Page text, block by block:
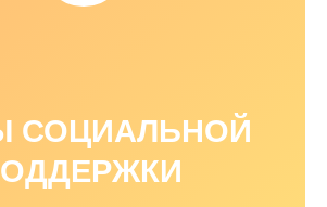
СОЦИАЛЬНОЙ